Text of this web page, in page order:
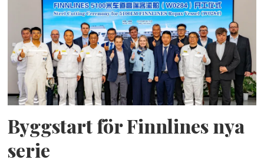
Byggstart för Finnlines nya
serie